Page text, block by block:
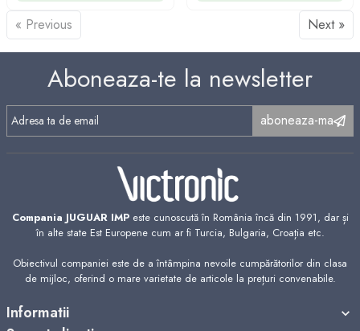
« Previous Next »
Aboneaza-te la newsletter
aboneaza-ma
Compania JUGUAR IMPeste cunoscută în România încă din 1991, dar și
în alte state Est Europene cum ar fi Turcia, Bulgaria, Croația etc.
Obiectivul companiei este de a întâmpina nevoile cumpărătorilor din clasa
de mijloc, oferind o mare varietate de articole la prețuri convenabile.
Informatii